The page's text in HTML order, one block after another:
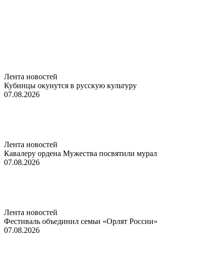
Лента новостей
Кубинцы окунутся в русскую культуру
07.08.2026
Лента новостей
Кавалеру ордена Мужества посвятили мурал
07.08.2026
Лента новостей
Фестиваль объединил семьи «Орлят России»
07.08.2026